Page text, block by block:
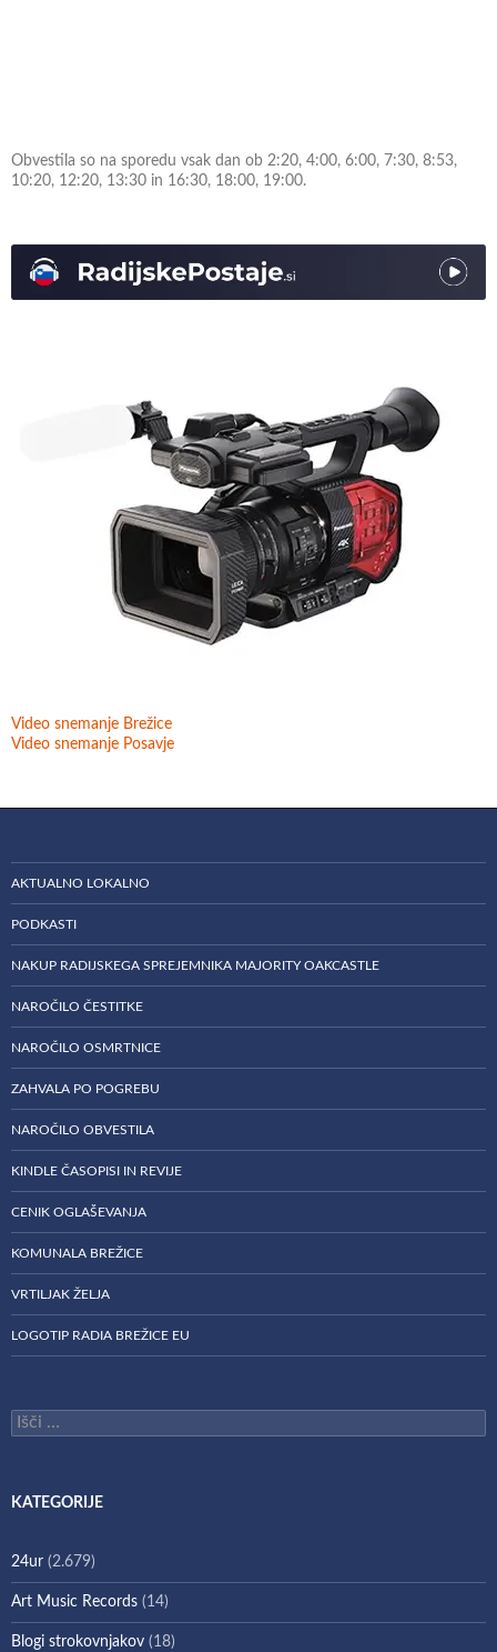
Obvestila so na sporedu vsak dan ob 2:20, 4:00, 6:00, 7:30, 8:53,
10:20, 12:20, 13:30 in 16:30, 18:00, 19:00.
Video snemanje Brežice
Video snemanje Posavje
AKTUALNO LOKALNO
PODKASTI
NAKUP RADIJSKEGA SPREJEMNIKA MAJORITY OAKCASTLE
NAROČILO ČESTITKE
NAROČILO OSMRTNICE
ZAHVALA PO POGREBU
NAROČILO OBVESTILA
KINDLE ČASOPISI IN REVIJE
CENIK OGLAŠEVANJA
KOMUNALA BREŽICE
VRTILJAK ŽELJA
LOGOTIP RADIA BREŽICE EU
Išči:
KATEGORIJE
24ur (2.679)
Art Music Records (14)
Blogi strokovnjakov (18)